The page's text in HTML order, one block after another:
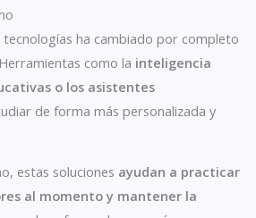
tecnologías ha cambiado por completo
como la inteligencia
o los asistentes
de forma más personalizada y
estas soluciones ayudan a practicar
al momento y mantener la